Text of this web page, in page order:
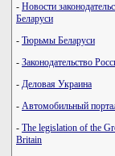
- Новости
Беларуси
- Тюрьмы Беларуси
- Законодательство
- Деловая Украина
- Автомобильный
- The legislation of the
Britain